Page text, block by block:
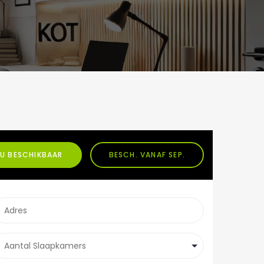
BESCHIKBAAR BESCH. VANAF SEP.